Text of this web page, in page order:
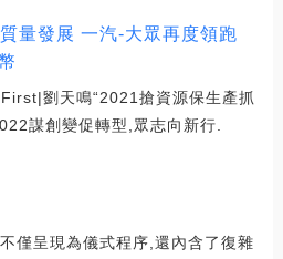
量發展 一汽-大眾再度領跑
劉天鳴“2021搶資源保生產抓
謀創變促轉型,眾志向新行.
僅呈現為儀式程序,還內含了復雜